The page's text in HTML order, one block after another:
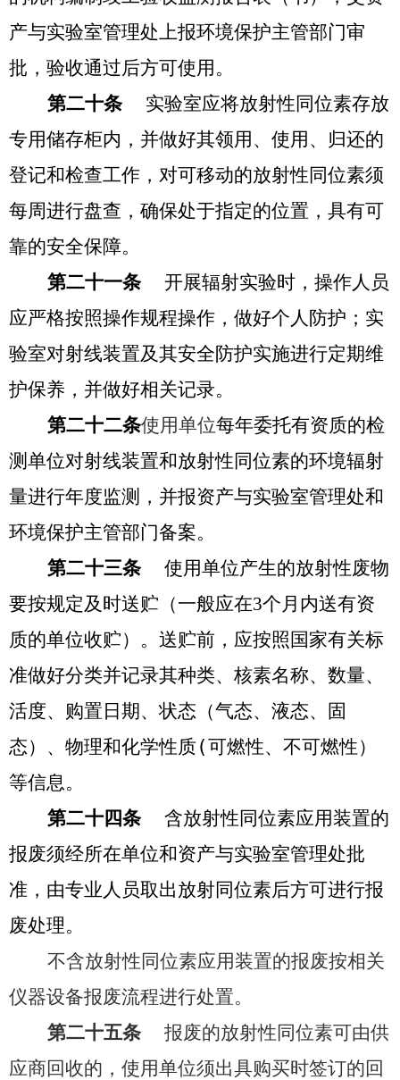
产与实验室管理处上报环境保护主管部门审
批，验收通过后方可使用。
第二十条 实验室应将放射性同位素存放
专用储存柜内，并做好其领用、使用、归还的
登记和检查工作，对可移动的放射性同位素须
每周进行盘查，确保处于指定的位置，具有可
靠的安全保障。
第二十一条 开展辐射实验时，操作人员
应严格按照操作规程操作，做好个人防护；实
验室对射线装置及其安全防护实施进行定期维
护保养，并做好相关记录。
第二十二条使用单位每年委托有资质的检
测单位对射线装置和放射性同位素的环境辐射
量进行年度监测，并报资产与实验室管理处和
环境保护主管部门备案。
第二十三条 使用单位产生的放射性废物
要按规定及时送贮（一般应在3个月内送有资
质的单位收贮）。送贮前，应按照国家有关标
准做好分类并记录其种类、核素名称、数量、
活度、购置日期、状态（气态、液态、固
态）、物理和化学性质 (可燃性、不可燃性）
等信息。
第二十四条 含放射性同位素应用装置的
报废须经所在单位和资产与实验室管理处批
准，由专业人员取出放射同位素后方可进行报
废处理。
不含放射性同位素应用装置的报废按相关
仪器设备报废流程进行处置。
第二十五条 报废的放射性同位素可由供
应商回收的，使用单位须出具购买时签订的回